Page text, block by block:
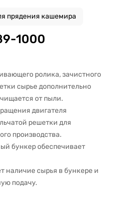
прядения кашемира
1000
ролика, зачистного
сырье дополнительно
от пыли.
двигателя
решетки для
производства.
бункер обеспечивает
наличие сырья в бункере и
подачу.